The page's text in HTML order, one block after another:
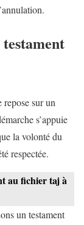
repose sur un
s’appuie
la volonté du
respectée.
au fichier taj à
un testament